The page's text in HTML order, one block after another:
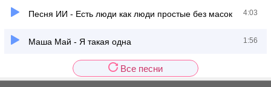
Песня ИИ - Есть люди как люди простые без масок 4:03
Маша Май - Я такая одна 1:56
Все песни